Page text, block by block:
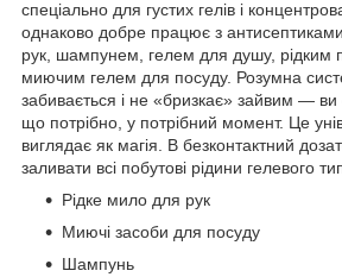
спеціально для густих гелів і
однаково добре працює з
рук, шампунем, гелем для душу, рідким
миючим гелем для посуду. Розумна
забивається і не «бризкає» зайвим — ви
що потрібно, у потрібний момент. Це
виглядає як магія. В безконтактний
заливати всі побутові рідини гелевого
Рідке мило для рук
Миючі засоби для посуду
Шампунь